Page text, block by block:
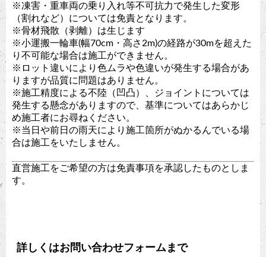
※凍害・重車両の乗り入れ等不可抗力で発生した変形
（割れなど）については免責となります。
※骨材飛散（剥離）は生じます
※小運搬一輪車(幅70cm・高さ2m)の経路が30mを超えた
り不可能な場合は施工ができません。
※ロット違いにより色ムラや色違いが発生する場合があ
りますが品質に問題はありません。
※施工精度による不陸（凹凸）、ジョイントについては
発生する懸念がありますので、基準についてはあらかじ
め施工者にお尋ねください。
※当日や前日の雨天により施工箇所がぬかるんでいる場
合は施工をいたしません。
直営施工をご希望の方は免責事項を承認したものとしま
す。
詳しくはお問い合わせフォームまで